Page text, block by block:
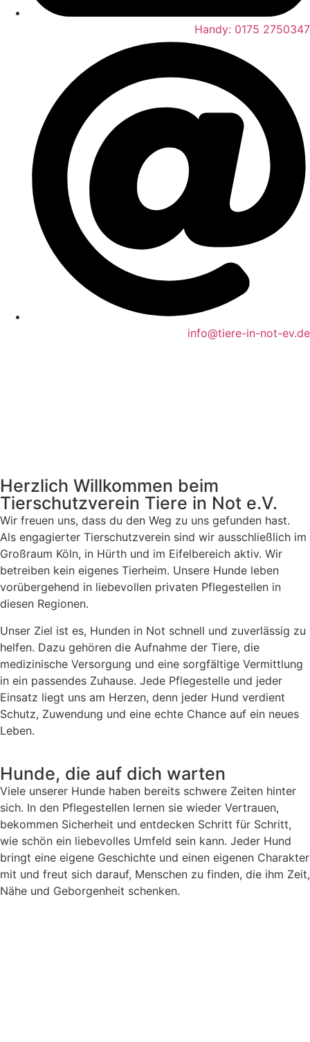
Handy: 0175 2750347
info@tiere-in-not-ev.de
Herzlich Willkommen beim
Tierschutzverein Tiere in Not e.V.
Wir freuen uns, dass du den Weg zu uns gefunden hast.
Als engagierter Tierschutzverein sind wir ausschließlich im
Großraum Köln, in Hürth und im Eifelbereich aktiv. Wir
betreiben kein eigenes Tierheim. Unsere Hunde leben
vorübergehend in liebevollen privaten Pflegestellen in
diesen Regionen.
Unser Ziel ist es, Hunden in Not schnell und zuverlässig zu
helfen. Dazu gehören die Aufnahme der Tiere, die
medizinische Versorgung und eine sorgfältige Vermittlung
in ein passendes Zuhause. Jede Pflegestelle und jeder
Einsatz liegt uns am Herzen, denn jeder Hund verdient
Schutz, Zuwendung und eine echte Chance auf ein neues
Leben.
Hunde, die auf dich warten
Viele unserer Hunde haben bereits schwere Zeiten hinter
sich. In den Pflegestellen lernen sie wieder Vertrauen,
bekommen Sicherheit und entdecken Schritt für Schritt,
wie schön ein liebevolles Umfeld sein kann. Jeder Hund
bringt eine eigene Geschichte und einen eigenen Charakter
mit und freut sich darauf, Menschen zu finden, die ihm Zeit,
Nähe und Geborgenheit schenken.